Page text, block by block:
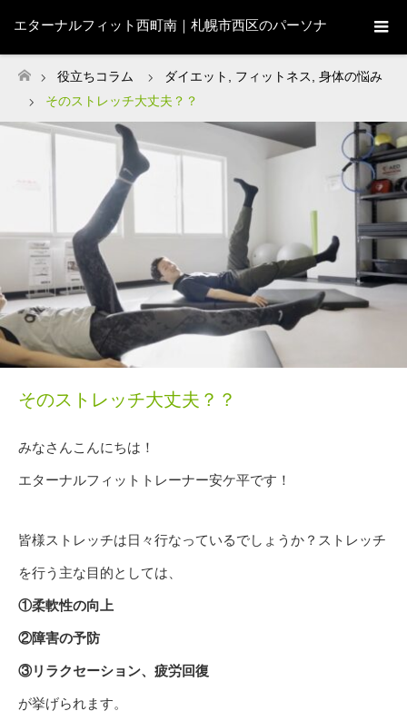
エターナルフィット西町南｜札幌市西区のパーソナ
ルジム
ホーム
役立ちコラム ダイエット フィットネス
身体の悩み
そのストレッチ大丈夫？？
そのストレッチ大丈夫？？
みなさんこんにちは！
エターナルフィットトレーナー安ケ平です！
皆様ストレッチは日々行なっているでしょうか？ストレッチ
を行う主な目的としては、
①柔軟性の向上
②障害の予防
③リラクセーション、疲労回復
が挙げられます。